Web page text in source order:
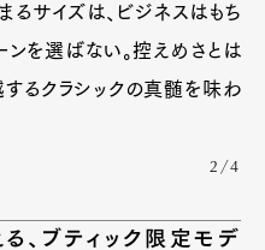
サイズは、ビジネスはもち
ンを選ばない。控えめさとは
るクラシックの真髄を味わ
2/4
、ブティック限定モデ